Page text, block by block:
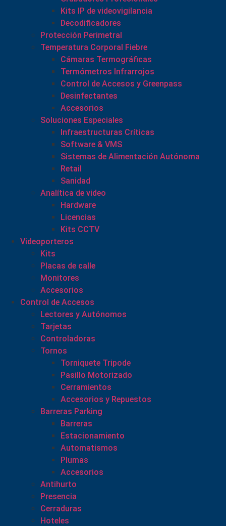
Kits IP de videovigilancia
Decodificadores
Protección Perimetral
Temperatura Corporal Fiebre
Cámaras Termográficas
Termómetros Infrarrojos
Control de Accesos y Greenpass
Desinfectantes
Accesorios
Soluciones Especiales
Infraestructuras Críticas
Software & VMS
Sistemas de Alimentación Autónoma
Retail
Sanidad
Analítica de video
Hardware
Licencias
Kits CCTV
Videoporteros
Kits
Placas de calle
Monitores
Accesorios
Control de Accesos
Lectores y Autónomos
Tarjetas
Controladoras
Tornos
Torniquete Tripode
Pasillo Motorizado
Cerramientos
Accesorios y Repuestos
Barreras Parking
Barreras
Estacionamiento
Automatismos
Plumas
Accesorios
Antihurto
Presencia
Cerraduras
Hoteles